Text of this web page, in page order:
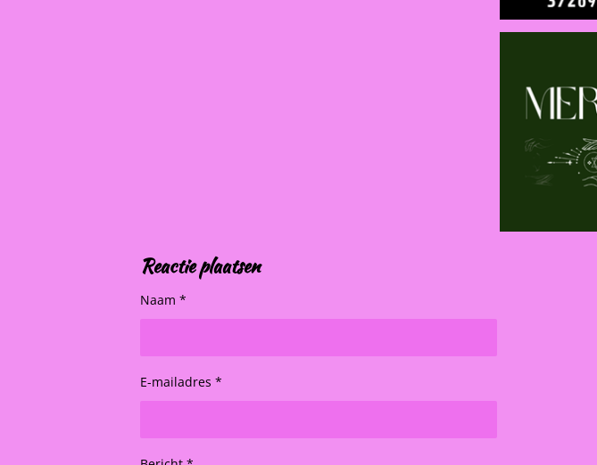
Reactie plaatsen
Naam *
E-mailadres *